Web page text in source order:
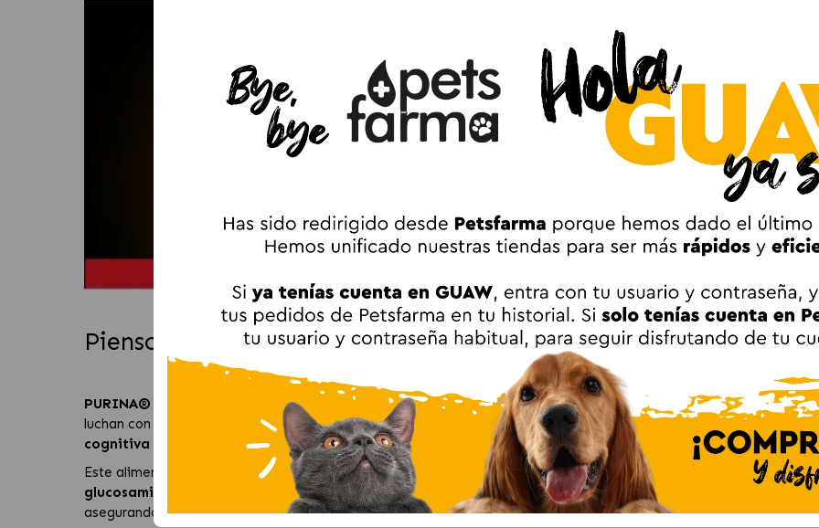
Pienso para perros PURINA PRO PLANAdult LIGHT/
PURINA® PRO PLAN All Sizes Adult Light / Sterilisedconpolloes un alimento completo especialmente
luchan con el
o que han sidoesterilizados . El pollo es el ingrediente principal, ofreciendo unsabor
cognitiva de tu animal en un corto periodo de tiempo.
Este alimento es ideal para mantener unamovilidad saludabley apoyar lasarticulaciones de tu perro, gracias
glucosamina
. Estos componentes son esenciales para mantener a tu animalágil y activo a medida que
asegurando que tu perro reciba la nutrición necesaria para mantenersesaludable y lleno de energía.